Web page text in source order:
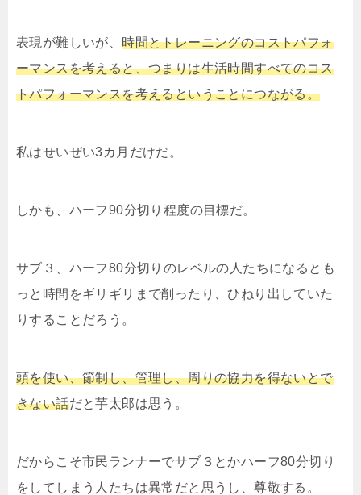
表現が難しいが、時間とトレーニングのコストパフォ
ーマンスを考えると、つまりは生活時間すべてのコス
トパフォーマンスを考えるということにつながる。
私はせいぜい3カ月だけだ。
しかも、ハーフ90分切り程度の目標だ。
サブ３、ハーフ80分切りのレベルの人たちになるとも
っと時間をギリギリまで削ったり、ひねり出していた
りすることだろう。
頭を使い、節制し、管理し、周りの協力を得ないとで
きない話だと芋太郎は思う。
だからこそ市民ランナーでサブ３とかハーフ80分切り
をしてしまう人たちは異常だと思うし、尊敬する。